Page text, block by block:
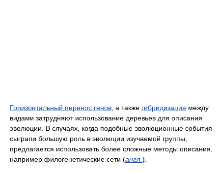
Горизонтальный перенос генов , а также гибридизация между
видами затрудняют использование деревьев для описания
эволюции. В случаях, когда подобные эволюционные события
сыграли большую роль в эволюции изучаемой группы,
предлагается использовать более сложные методы описания,
например филогенетические сети (англ. ).